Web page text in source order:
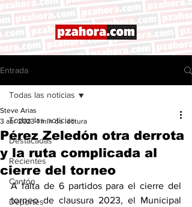
Entrada
Todas las noticias
Destacadas
Recientes
Cantón
Deportes
Todas las noticias
Pérez Zeledón otra derrota
y la ruta complicada al
cierre del torneo
Steve Arias
3 abr 2023 1 min de lectura
A falta de 6 partidos para el cierre del
torneo de clausura 2023, el Municipal